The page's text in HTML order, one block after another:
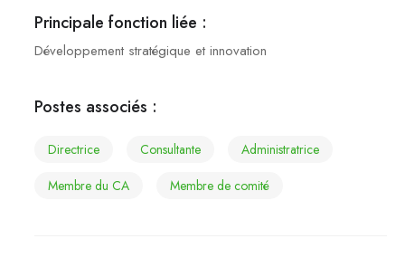
Principale fonction liée :
Développement stratégique et innovation
Postes associés :
directrice consultante
administratrice
membre du CA
membre de comité